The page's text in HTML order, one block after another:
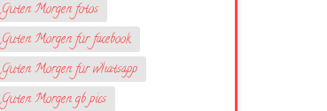
Guten Morgen fotos
Guten Morgen für facebook
Guten Morgen für whatsapp
Guten Morgen gb pics